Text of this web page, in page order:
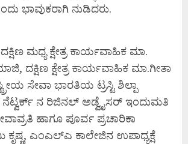
ಭಾವುಕರಾಗಿ ನುಡಿದರು.
ಮಧ್ಯ ಕ್ಷೇತ್ರ ಕಾರ್ಯವಾಹಿಕ ಮಾ.
ದಕ್ಷಿಣ ಕ್ಷೇತ್ರ ಕಾರ್ಯವಾಹಿಕ ಮಾ.ಗೀತಾ
ಸೇವಾ ಭಾರತಿಯ ಟ್ರಸ್ಟಿ ಶಿಲ್ಪಾ
ನೆಟ್ವರ್ಕ್ ನ ರಿಜಿನಲ್ ಅಡ್ವೈಸರ್ ಇಂದುಮತಿ
ಹಾಗೂ ಪೂರ್ವ ಪ್ರಚಾರಿಕಾ
ಎಂಎಲ್ಎ ಕಾಲೇಜಿನ ಉಪಾಧ್ಯಕ್ಷೆ